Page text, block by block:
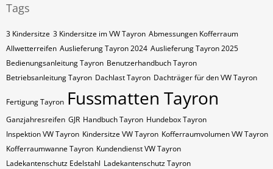
Tags
3 Kindersitze 3 Kindersitze im VW Tayron Abmessungen Kofferraum
Allwetterreifen Auslieferung Tayron 2024 Auslieferung Tayron 2025
Bedienungsanleitung Tayron Benutzerhandbuch Tayron
Betriebsanleitung Tayron Dachlast Tayron Dachträger für den VW Tayron
Fertigung Tayron Fussmatten Tayron
Ganzjahresreifen GJR Handbuch Tayron Hundebox Tayron
Inspektion VW Tayron Kindersitze VW Tayron Kofferraumvolumen VW Tayron
Kofferraumwanne Tayron Kundendienst VW Tayron
Ladekantenschutz Edelstahl Ladekantenschutz Tayron